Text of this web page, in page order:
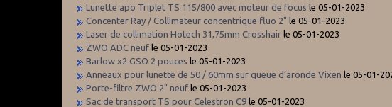
Lunette apo Triplet TS 115/800 avec moteur de focus le 05-01-2023
Concenter Ray / Collimateur concentrique fluo 2" le 05-01-2023
Laser de collimation Hotech 31,75mm Crosshair le 05-01-2023
ZWO ADC neuf le 05-01-2023
Barlow x2 GSO 2 pouces le 05-01-2023
Anneaux pour lunette de 50 / 60mm sur queue d’aronde Vixen le 05-01-
Porte-filtre ZWO 2" neuf le 05-01-2023
Sac de transport TS pour Celestron C9 le 05-01-2023